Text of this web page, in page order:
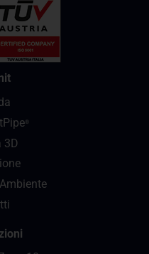
®
3D